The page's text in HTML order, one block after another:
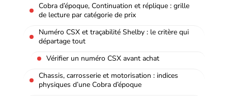
Cobra d’époque, Continuation et réplique : grille
de lecture par catégorie de prix
Numéro CSX et traçabilité Shelby : le critère qui
départage tout
Vérifier un numéro CSX avant achat
Chassis, carrosserie et motorisation : indices
physiques d’une Cobra d’époque